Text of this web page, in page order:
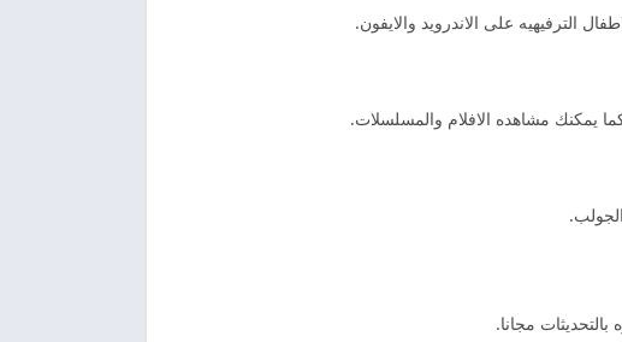
الترفيهيه على الاندرويد والايفون.
يمكنك مشاهده الافلام والمسلسلات.
مجانا.